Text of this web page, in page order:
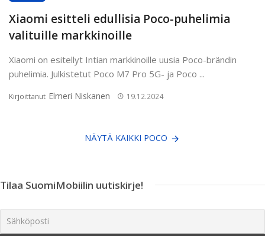
Xiaomi esitteli edullisia Poco-puhelimia
valituille markkinoille
Xiaomi on esitellyt Intian markkinoille uusia Poco-brändin
puhelimia. Julkistetut Poco M7 Pro 5G- ja Poco ...
Kirjoittanut Elmeri Niskanen 19.12.2024
NÄYTÄ KAIKKI POCO
Tilaa SuomiMobiilin uutiskirje!